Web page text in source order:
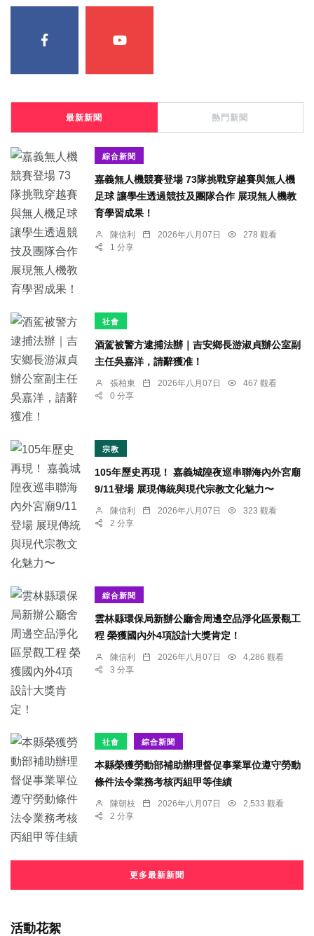
最新新聞 熱門新聞
綜合新聞
嘉義無人機競賽登場 73隊挑戰穿越賽與無人機
足球 讓學生透過競技及團隊合作 展現無人機教
育學習成果！
陳信利 2026年八月07日
278 觀看
1 分享
社會
酒駕被警方逮捕法辦｜吉安鄉長游淑貞辦公室副
主任吳嘉洋，請辭獲准！
張柏東 2026年八月07日
467 觀看
0 分享
宗教
105年歷史再現！ 嘉義城隍夜巡串聯海內外宮廟
9/11登場 展現傳統與現代宗教文化魅力〜
陳信利 2026年八月07日
323 觀看
2 分享
綜合新聞
雲林縣環保局新辦公廳舍周邊空品淨化區景觀工
程 榮獲國內外4項設計大獎肯定！
陳信利 2026年八月07日
4,286 觀看
3 分享
社會 綜合新聞
本縣榮獲勞動部補助辦理督促事業單位遵守勞動
條件法令業務考核丙組甲等佳績
陳朝枝 2026年八月07日
2,533 觀看
2 分享
更多最新新聞
活動花絮